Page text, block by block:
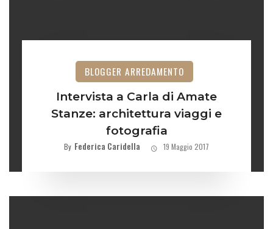
BLOGGER ARREDAMENTO
Intervista a Carla di Amate
Stanze: architettura viaggi e
fotografia
By Federica Caridella 19 Maggio 2017